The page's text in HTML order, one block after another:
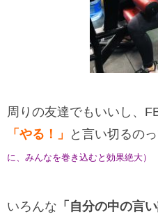
周りの友達でもいいし、
「やる！」
と言い切るの
に、みんなを巻き込むと効果絶大）
いろんな 「自分の中の言い